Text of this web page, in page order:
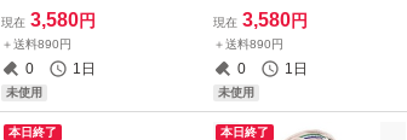
価16500円 イエロー/ピンク
黄色 INHALE スニーカー
現在 3,580円
＋送料890円
0 1日
未使用
価16500円 ホワイト/オレン
ジ 白 INHALE スニーカー
現在 3,580円
＋送料890円
0 1日
未使用
本日終了 本日終了